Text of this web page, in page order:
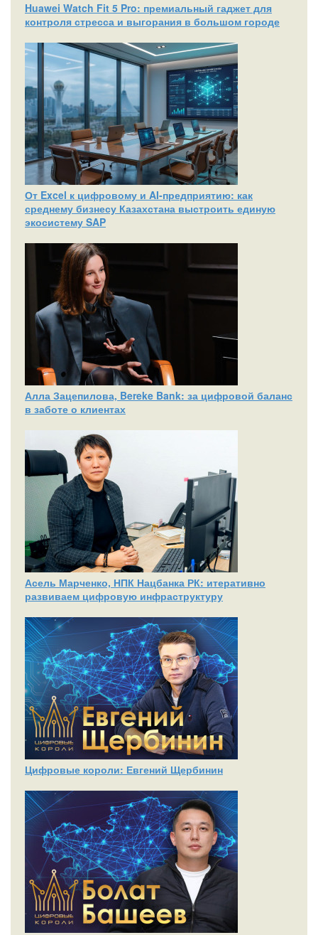
Huawei Watch Fit 5 Pro: премиальный гаджет для
контроля стресса и выгорания в большом городе
От Excel к цифровому и AI‑предприятию: как
среднему бизнесу Казахстана выстроить единую
экосистему SAP
Алла Зацепилова, Bereke Bank: за цифровой баланс
в заботе о клиентах
Асель Марченко, НПК Нацбанка РК: итеративно
развиваем цифровую инфраструктуру
Цифровые короли: Евгений Щербинин